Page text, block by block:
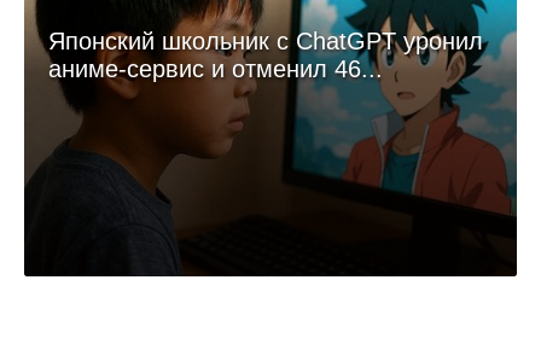
Японский школьник с ChatGPT уронил
аниме-сервис и отменил 46...